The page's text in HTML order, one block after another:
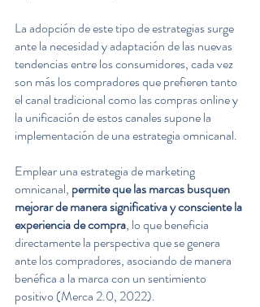
La adopción de este tipo de estrategias surge
ante la necesidad y adaptación de las nuevas
tendencias entre los consumidores, cada vez
son más los compradores que prefieren tanto
el canal tradicional como las compras online y
la unificación de estos canales supone la
implementación de una estrategia omnicanal.
Emplear una estrategia de marketing
omnicanal, permite que las marcas busquen
mejorar de manera significativa y consciente la
experiencia de compra, lo que beneficia
directamente la perspectiva que se genera
ante los compradores, asociando de manera
benéfica a la marca con un sentimiento
positivo (Merca 2.0, 2022).